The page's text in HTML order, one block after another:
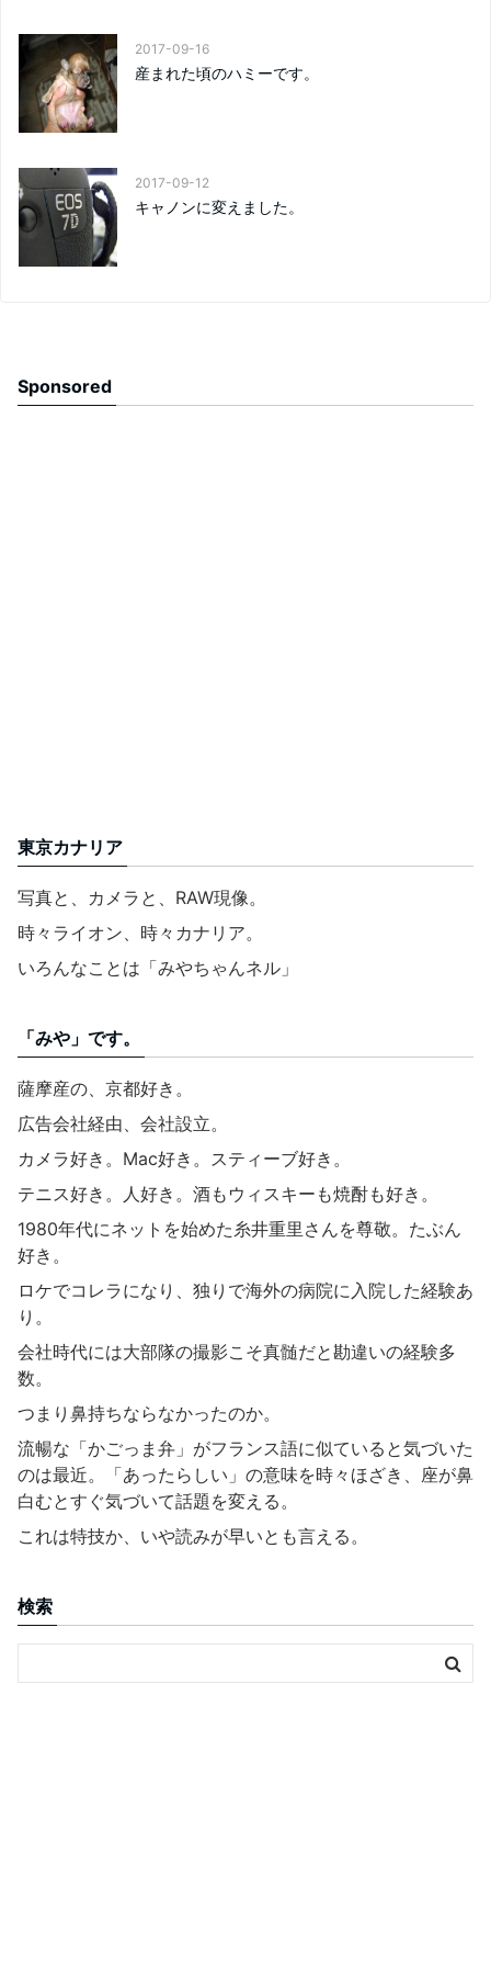
2017-09-16
産まれた頃のハミーです。
2017-09-12
キャノンに変えました。
Sponsored
東京カナリア
写真と、カメラと、RAW現像。
時々ライオン、時々カナリア。
いろんなことは「みやちゃんネル」
「みや」です。
薩摩産の、京都好き。
広告会社経由、会社設立。
カメラ好き。Mac好き。スティーブ好き。
テニス好き。人好き。酒もウィスキーも焼酎も好き。
1980年代にネットを始めた糸井重里さんを尊敬。たぶん
好き。
ロケでコレラになり、独りで海外の病院に入院した経験あ
り。
会社時代には大部隊の撮影こそ真髄だと勘違いの経験多
数。
つまり鼻持ちならなかったのか。
流暢な「かごっま弁」がフランス語に似ていると気づいた
のは最近。「あったらしい」の意味を時々ほざき、座が鼻
白むとすぐ気づいて話題を変える。
これは特技か、いや読みが早いとも言える。
検索